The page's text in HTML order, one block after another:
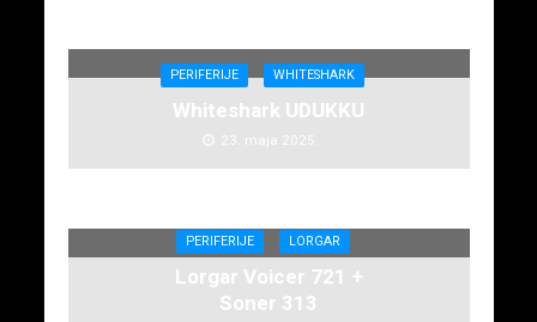
PERIFERIJE WHITESHARK
Whiteshark UDUKKU
23. maja 2025.
PERIFERIJE LORGAR
Lorgar Voicer 721 +
Soner 313